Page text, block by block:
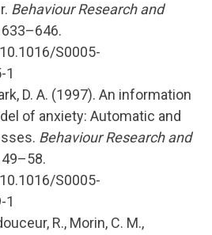
Behaviour Research and
633–646.
S0005-
1
D. A. (1997). An information
of anxiety: Automatic and
Behaviour Research and
S0005-
1
R., Morin, C. M.,